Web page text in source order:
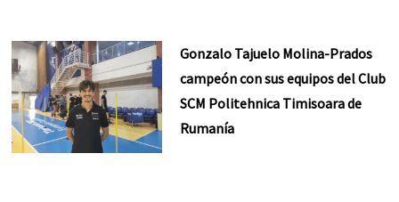
Gonzalo Tajuelo Molina-Prados
campeón con sus equipos del Club
SCM Politehnica Timisoara de
Rumanía